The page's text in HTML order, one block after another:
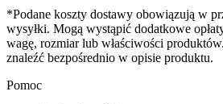
*Podane koszty dostawy obowiązują w
wysyłki. Mogą wystąpić dodatkowe
wagę, rozmiar lub właściwości
znaleźć bezpośrednio w opisie produktu.
Pomoc